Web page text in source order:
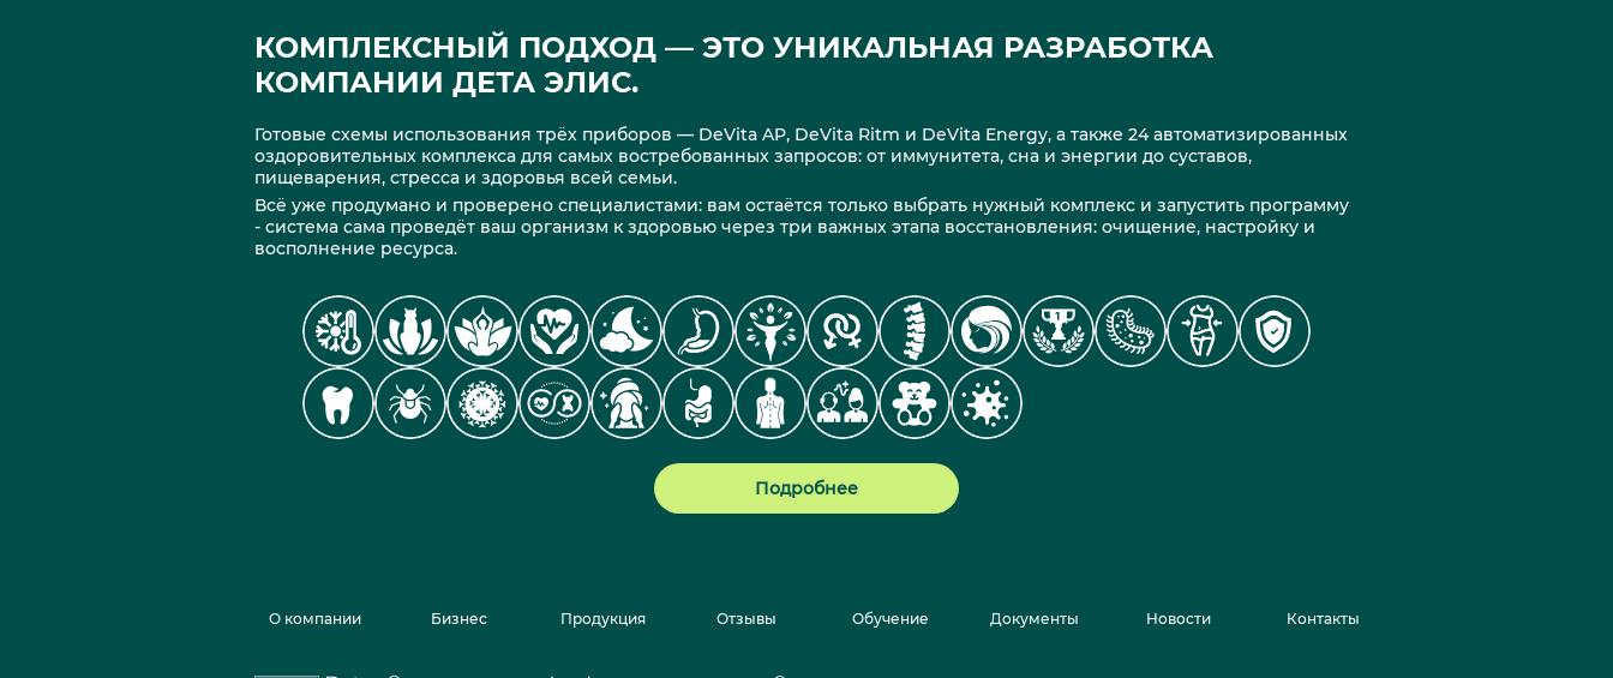
КОМПЛЕКСНЫЙ ПОДХОД — ЭТО УНИКАЛЬНАЯ РАЗРАБОТКА
КОМПАНИИ ДЕТА ЭЛИС.
Готовые схемы использования трёх приборов — DeVita AP, DeVita Ritm и DeVita Energy, а также 24 автоматизированных
оздоровительных комплекса для самых востребованных запросов: от иммунитета, сна и энергии до суставов,
пищеварения, стресса и здоровья всей семьи.
Всё уже продумано и проверено специалистами: вам остаётся только выбрать нужный комплекс и запустить программу
- система сама проведёт ваш организм к здоровью через три важных этапа восстановления: очищение, настройку и
восполнение ресурса.
Подробнее
О компании Бизнес Продукция Отзывы Обучение Документы Новости Контакты